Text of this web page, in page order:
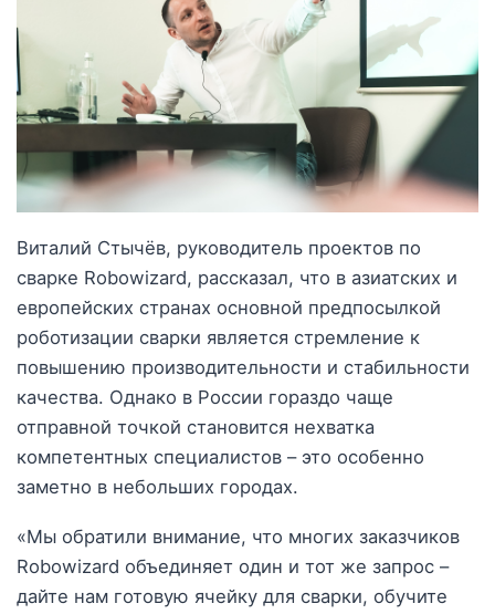
Виталий Стычёв, руководитель проектов по
сварке Robowizard, рассказал, что в азиатских и
европейских странах основной предпосылкой
роботизации сварки является стремление к
повышению производительности и стабильности
качества. Однако в России гораздо чаще
отправной точкой становится нехватка
компетентных специалистов – это особенно
заметно в небольших городах.
«Мы обратили внимание, что многих заказчиков
Robowizard объединяет один и тот же запрос –
дайте нам готовую ячейку для сварки, обучите